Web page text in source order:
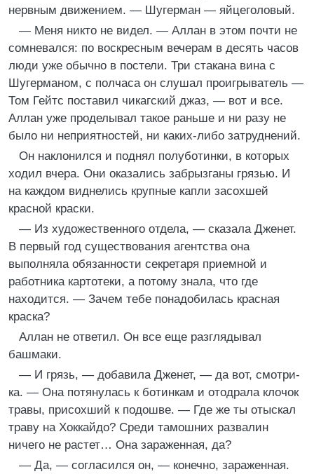
нервным движением. — Шугерман — яйцеголовый.
— Меня никто не видел. — Аллан в этом почти не
сомневался: по воскресным вечерам в десять часов
люди уже обычно в постели. Три стакана вина с
Шугерманом, с полчаса он слушал проигрыватель —
Том Гейтс поставил чикагский джаз, — вот и все.
Аллан уже проделывал такое раньше и ни разу не
было ни неприятностей, ни каких-либо затруднений.
Он наклонился и поднял полуботинки, в которых
ходил вчера. Они оказались забрызганы грязью. И
на каждом виднелись крупные капли засохшей
красной краски.
— Из художественного отдела, — сказала Дженет.
В первый год существования агентства она
выполняла обязанности секретаря приемной и
работника картотеки, а потому знала, что где
находится. — Зачем тебе понадобилась красная
краска?
Аллан не ответил. Он все еще разглядывал
башмаки.
— И грязь, — добавила Дженет, — да вот, смотри-
ка. — Она потянулась к ботинкам и отодрала клочок
травы, присохший к подошве. — Где же ты отыскал
траву на Хоккайдо? Среди тамошних развалин
ничего не растет… Она зараженная, да?
— Да, — согласился он, — конечно, зараженная.